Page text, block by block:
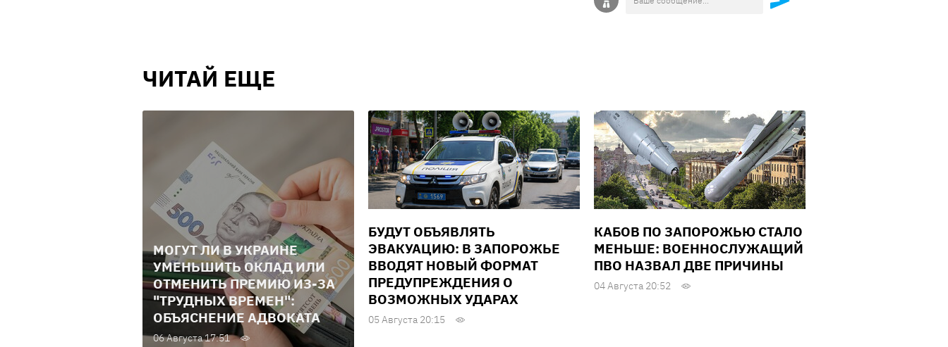
ЧИТАЙ ЕЩЕ
МОГУТ ЛИ В УКРАИНЕ
УМЕНЬШИТЬ ОКЛАД ИЛИ
ОТМЕНИТЬ ПРЕМИЮ ИЗ-ЗА
"ТРУДНЫХ ВРЕМЕН":
ОБЪЯСНЕНИЕ АДВОКАТА
06 Августа 17:51
БУДУТ ОБЪЯВЛЯТЬ
ЭВАКУАЦИЮ: В ЗАПОРОЖЬЕ
ВВОДЯТ НОВЫЙ ФОРМАТ
ПРЕДУПРЕЖДЕНИЯ О
ВОЗМОЖНЫХ УДАРАХ
05 Августа 20:15
КАБОВ ПО ЗАПОРОЖЬЮ СТАЛО
МЕНЬШЕ: ВОЕННОСЛУЖАЩИЙ
ПВО НАЗВАЛ ДВЕ ПРИЧИНЫ
04 Августа 20:52